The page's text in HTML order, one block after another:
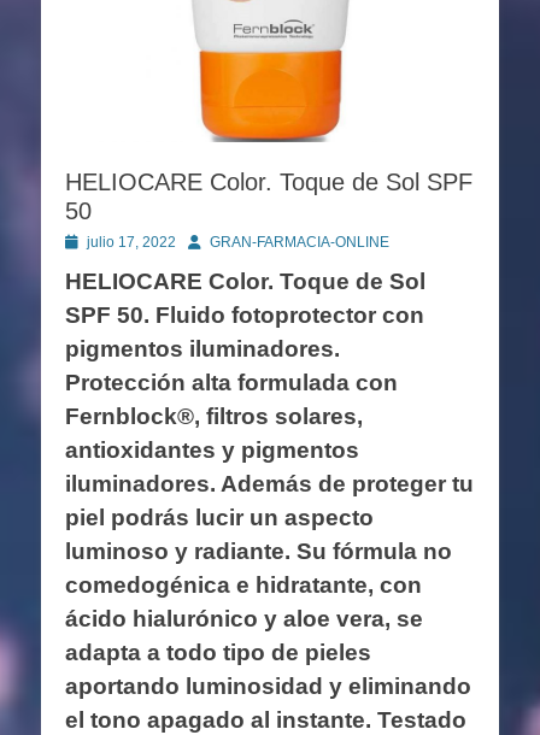
HELIOCARE Color. Toque de Sol SPF
50
Publicado
julio 17, 2022 AutorGRAN-FARMACIA-ONLINE
HELIOCARE Color. Toque de Sol
SPF 50. Fluido fotoprotector con
pigmentos iluminadores.
Protección alta formulada con
Fernblock®, filtros solares,
antioxidantes y pigmentos
iluminadores. Además de proteger tu
piel podrás lucir un aspecto
luminoso y radiante. Su fórmula no
comedogénica e hidratante, con
ácido hialurónico y aloe vera, se
adapta a todo tipo de pieles
aportando luminosidad y eliminando
el tono apagado al instante. Testado